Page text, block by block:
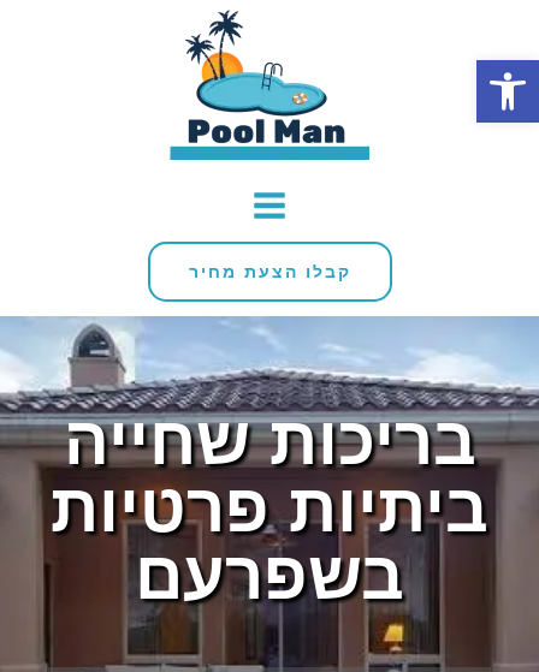
פתח סרגל נגישות
קבלו הצעת מחיר
בריכות שחייה
ביתיות פרטיות
בשפרעם